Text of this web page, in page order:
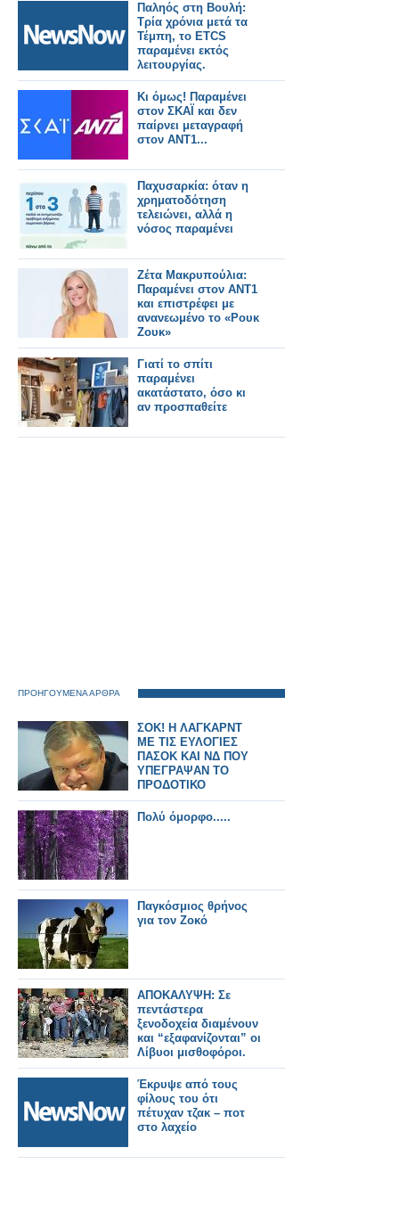
Παληός στη Βουλή:
Τρία χρόνια μετά τα
Τέμπη, το ETCS
παραμένει εκτός
λειτουργίας.
Κι όμως! Παραμένει
στον ΣΚΑΪ και δεν
παίρνει μεταγραφή
στον ΑΝΤ1...
Παχυσαρκία: όταν η
χρηματοδότηση
τελειώνει, αλλά η
νόσος παραμένει
Ζέτα Μακρυπούλια:
Παραμένει στον ΑΝΤ1
και επιστρέφει με
ανανεωμένο το «Ρουκ
Ζουκ»
Γιατί το σπίτι
παραμένει
ακατάστατο, όσο κι
αν προσπαθείτε
ΠΡΟΗΓΟΥΜΕΝΑ ΑΡΘΡΑ
ΣΟΚ! H ΛΑΓΚΑΡΝΤ
ΜΕ ΤΙΣ ΕΥΛΟΓΙΕΣ
ΠΑΣΟΚ ΚΑΙ ΝΔ ΠΟΥ
ΥΠΕΓΡΑΨΑΝ ΤΟ
ΠΡΟΔΟΤΙΚΟ
ΜΝΗΜΟΝΙΟ ΘΕΛΕΙ
ΜΙΣΘΟΥΣ ΚΡΟΑΤΙΑΣ
ΓΙΑ ΤΗΝ ΕΛΛΑΔΑ
Πολύ όμορφο.....
Παγκόσμιος θρήνος
για τον Ζοκό
ΑΠΟΚΑΛΥΨΗ: Σε
πεντάστερα
ξενοδοχεία διαμένουν
και “εξαφανίζονται” οι
Λίβυοι μισθοφόροι.
1500 δεν
εμφανίστηκαν στις
πτήσεις τους!
Έκρυψε από τους
φίλους του ότι
πέτυχαν τζακ – ποτ
στο λαχείο